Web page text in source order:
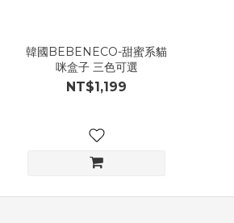
韓國BEBENECO-甜蜜系貓
咪盒子 三色可選
NT$1,199